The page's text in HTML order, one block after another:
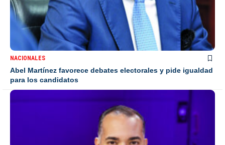
NACIONALES
Abel Martínez favorece debates electorales y pide igualdad
para los candidatos